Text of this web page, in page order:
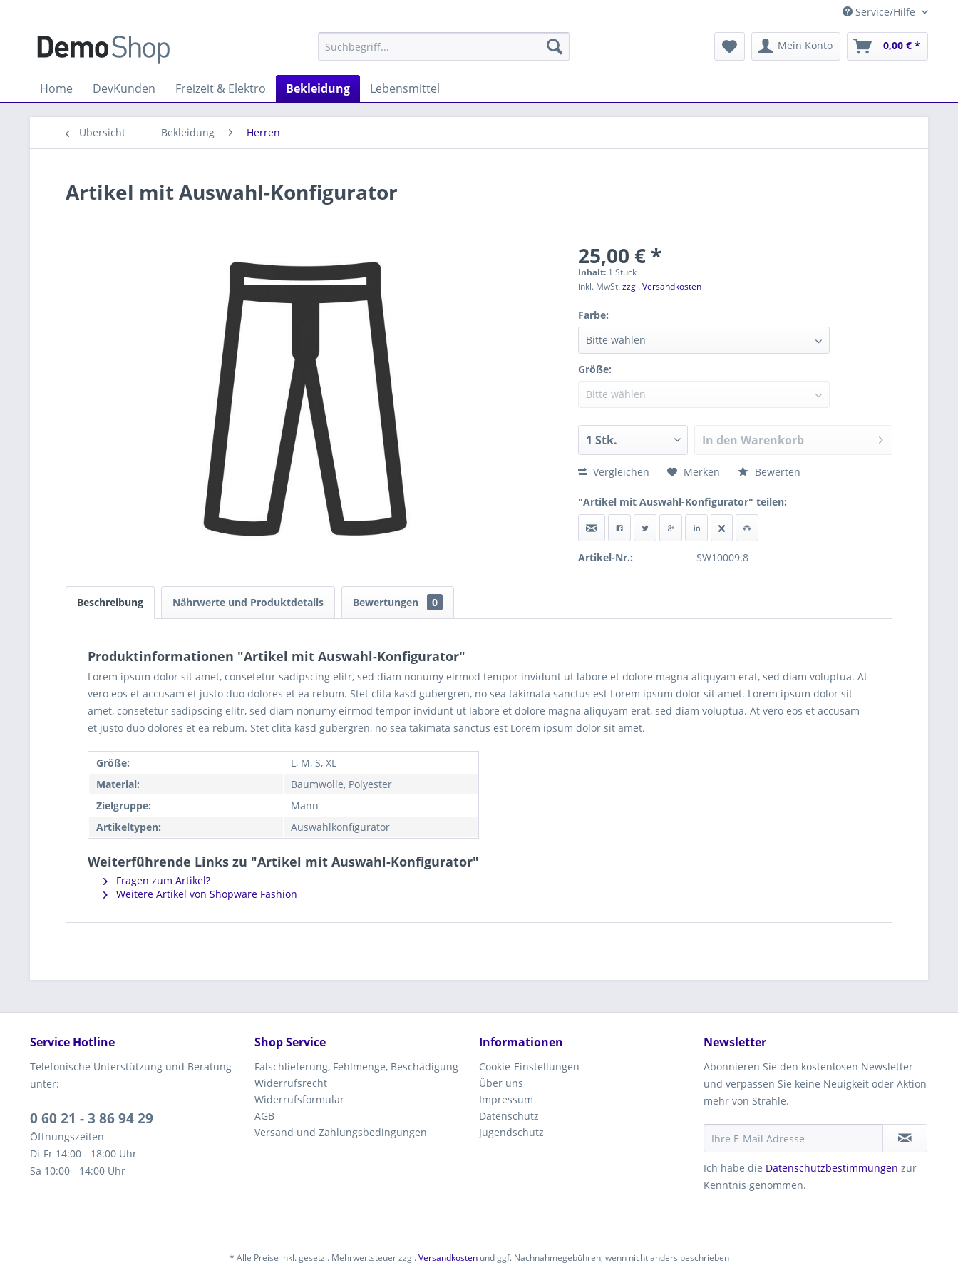
Service/Hilfe
Mein Konto 0,00 € *
Home DevKunden Freizeit & Elektro Bekleidung Lebensmittel
Übersicht Bekleidung Herren
Artikel mit Auswahl-Konfigurator
25,00 € *
Inhalt: 1 Stück
inkl. MwSt.zzgl. Versandkosten
Farbe:
Größe:
In den Warenkorb
Vergleichen Merken Bewerten
"Artikel mit Auswahl-Konfigurator" teilen:
Artikel-Nr.: SW10009.8
Beschreibung Nährwerte und Produktdetails Bewertungen 0
Produktinformationen "Artikel mit Auswahl-Konfigurator"
Lorem ipsum dolor sit amet, consetetur sadipscing elitr, sed diam nonumy eirmod tempor invidunt ut labore et dolore magna aliquyam erat, sed diam voluptua. At
vero eos et accusam et justo duo dolores et ea rebum. Stet clita kasd gubergren, no sea takimata sanctus est Lorem ipsum dolor sit amet. Lorem ipsum dolor sit
amet, consetetur sadipscing elitr, sed diam nonumy eirmod tempor invidunt ut labore et dolore magna aliquyam erat, sed diam voluptua. At vero eos et accusam
et justo duo dolores et ea rebum. Stet clita kasd gubergren, no sea takimata sanctus est Lorem ipsum dolor sit amet.
Größe:
L, M, S, XL
Material:
Baumwolle, Polyester
Zielgruppe:
Mann
Artikeltypen:
Auswahlkonfigurator
Weiterführende Links zu "Artikel mit Auswahl-Konfigurator"
Fragen zum Artikel?
Weitere Artikel von Shopware Fashion
Service Hotline
Telefonische Unterstützung und Beratung
unter:
0 60 21 - 3 86 94 29
Öffnungszeiten
Di-Fr 14:00 - 18:00 Uhr
Sa 10:00 - 14:00 Uhr
Shop Service
Falschlieferung, Fehlmenge, Beschädigung
Widerrufsrecht
Widerrufsformular
AGB
Versand und Zahlungsbedingungen
Informationen
Cookie-Einstellungen
Über uns
Impressum
Datenschutz
Jugendschutz
Newsletter
Abonnieren Sie den kostenlosen Newsletter
und verpassen Sie keine Neuigkeit oder Aktion
mehr von Strähle.
Ich habe die Datenschutzbestimmungen zur
Kenntnis genommen.
* Alle Preise inkl. gesetzl. Mehrwertsteuer zzgl.Versandkostenund ggf. Nachnahmegebühren, wenn nicht anders beschrieben